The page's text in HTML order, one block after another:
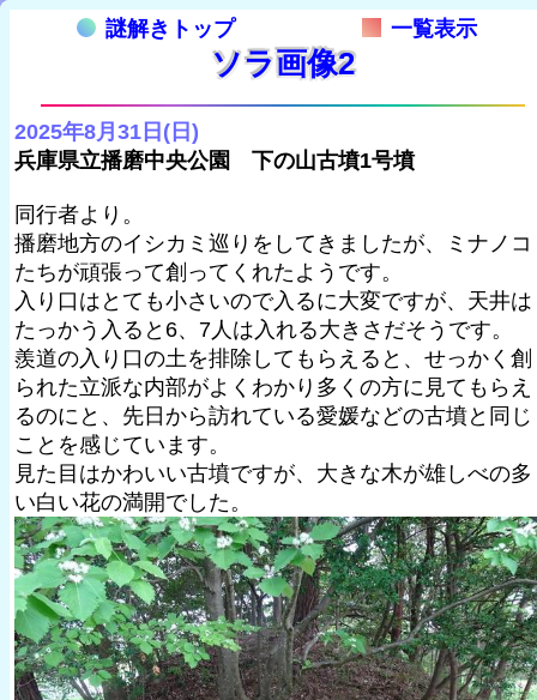
謎解きトップ 一覧表示
ソラ画像2
2025年8月31日(日)
兵庫県立播磨中央公園 下の山古墳1号墳
同行者より。
播磨地方のイシカミ巡りをしてきましたが、ミナノコ
たちが頑張って創ってくれたようです。
入り口はとても小さいので入るに大変ですが、天井は
たっかう入ると6、7人は入れる大きさだそうです。
羨道の入り口の土を排除してもらえると、せっかく創
られた立派な内部がよくわかり多くの方に見てもらえ
るのにと、先日から訪れている愛媛などの古墳と同じ
ことを感じています。
見た目はかわいい古墳ですが、大きな木が雄しべの多
い白い花の満開でした。